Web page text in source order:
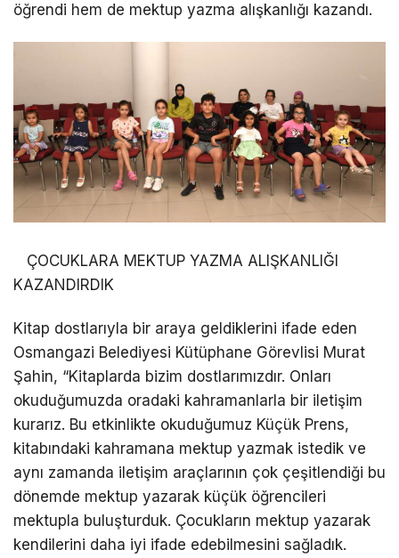
öğrendi hem de mektup yazma alışkanlığı kazandı.
ÇOCUKLARA MEKTUP YAZMA ALIŞKANLIĞI
KAZANDIRDIK
Kitap dostlarıyla bir araya geldiklerini ifade eden
Osmangazi Belediyesi Kütüphane Görevlisi Murat
Şahin, “Kitaplarda bizim dostlarımızdır. Onları
okuduğumuzda oradaki kahramanlarla bir iletişim
kurarız. Bu etkinlikte okuduğumuz Küçük Prens,
kitabındaki kahramana mektup yazmak istedik ve
aynı zamanda iletişim araçlarının çok çeşitlendiği bu
dönemde mektup yazarak küçük öğrencileri
mektupla buluşturduk. Çocukların mektup yazarak
kendilerini daha iyi ifade edebilmesini sağladık.